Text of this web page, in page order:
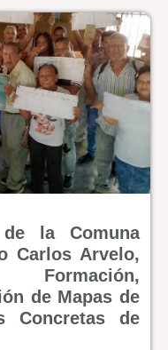
de la Comuna
Carlos Arvelo,
Formación,
de Mapas de
Concretas de